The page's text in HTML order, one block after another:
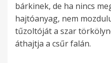
bárkinek, de ha nincs
hajtóanyag, nem
tűzoltóját a szar
áthajtja a csűr falán.